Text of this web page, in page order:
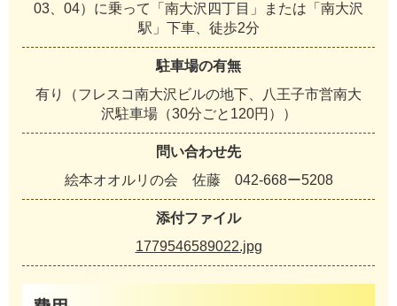
03、04）に乗って「南大沢四丁目」または「南大沢
駅」下車、徒歩2分
駐車場の有無
有り（フレスコ南大沢ビルの地下、八王子市営南大
沢駐車場（30分ごと120円））
問い合わせ先
絵本オオルリの会 佐藤 042-668ー5208
添付ファイル
1779546589022.jpg